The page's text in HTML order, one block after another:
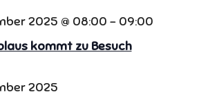
kommt zu Besuch
2025 @ 08:00 - 09:00
2025